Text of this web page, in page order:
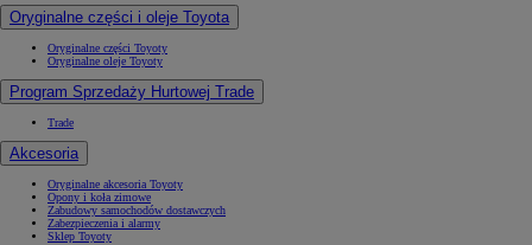
Oryginalne części i oleje Toyota
Oryginalne części Toyoty
Oryginalne oleje Toyoty
Program Sprzedaży Hurtowej Trade
Trade
Akcesoria
Oryginalne akcesoria Toyoty
Opony i koła zimowe
Zabudowy samochodów dostawczych
Zabezpieczenia i alarmy
Sklep Toyoty